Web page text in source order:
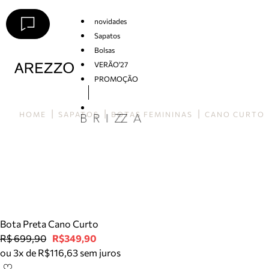
novidades
Sapatos
Bolsas
VERÃO'27
PROMOÇÃO
HOME SAPATOS BOTAS FEMININAS CANO CURTO
Bota Preta Cano Curto
R$ 699,90 R$349,90
ou 3x de R$116,63 sem juros